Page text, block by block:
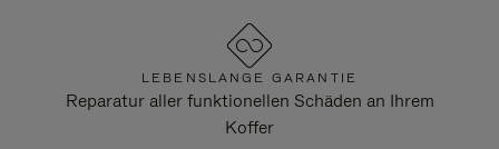
LEBENSLANGE GARANTIE
Reparatur aller funktionellen Schäden an Ihrem
Koffer